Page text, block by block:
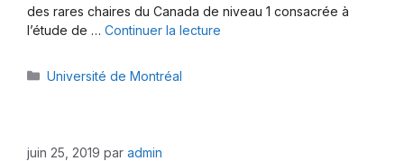
des rares chaires du Canada de niveau 1 consacrée à
l’étude de … Continuer la lecture
Catégories
Université de Montréal
juin 25, 2019 par admin